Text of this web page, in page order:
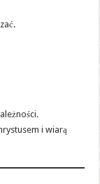
i wiarą